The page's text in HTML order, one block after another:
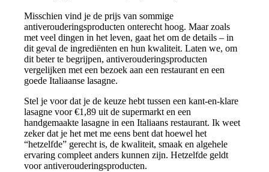
Misschien vind je de prijs van sommige
antiverouderingsproducten onterecht hoog. Maar zoals
met veel dingen in het leven, gaat het om de details – in
dit geval de ingrediënten en hun kwaliteit. Laten we, om
dit beter te begrijpen, antiverouderingsproducten
vergelijken met een bezoek aan een restaurant en een
goede Italiaanse lasagne.
Stel je voor dat je de keuze hebt tussen een kant-en-klare
lasagne voor €1,89 uit de supermarkt en een
handgemaakte lasagne in een Italiaans restaurant. Ik weet
zeker dat je het met me eens bent dat hoewel het
“hetzelfde” gerecht is, de kwaliteit, smaak en algehele
ervaring compleet anders kunnen zijn. Hetzelfde geldt
voor antiverouderingsproducten.